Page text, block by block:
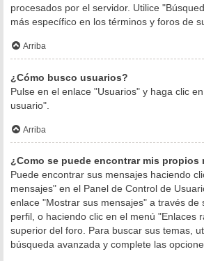
procesados por el servidor. Utilice
más específico en los términos y foros de
Arriba
¿Cómo busco usuarios?
Pulse en el enlace "Usuarios" y haga clic
usuario".
Arriba
¿Como se puede encontrar mis propios
Puede encontrar sus mensajes haciendo
mensajes" en el Panel de Control de
enlace "Mostrar sus mensajes" a través de
perfil, o haciendo clic en el menú "Enlaces
superior del foro. Para buscar sus temas,
búsqueda avanzada y complete las